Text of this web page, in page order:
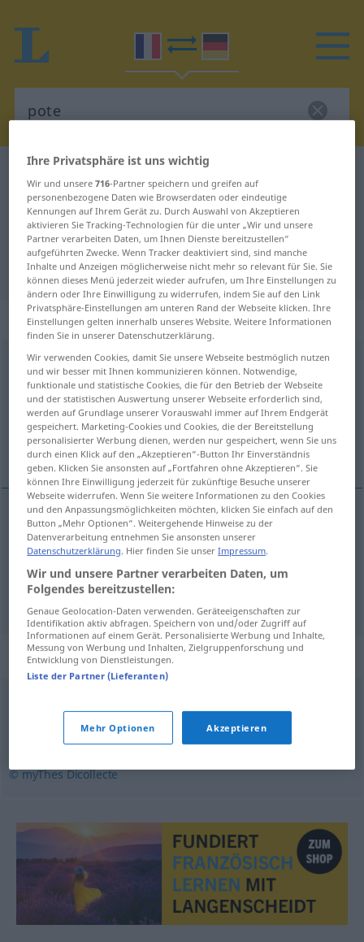
Französisch-Deutsch Wörterbuch
Französisch-Deutsch Übersetzung
für "pote"
"pote" Deutsch Übersetzung
„pote“: masculin
pote [pɔt]m FAM
Übersicht aller Übersetzungen
(Für mehr Details die Übersetzung anklicken/antippen)
Freund, Kumpel
Freundm pote
Kumpelm pote FAM
Synonyme für "pote"
amical,complice,alter ego,compagnon,compère
camarade
© myThes Dicollecte
Ihre Privatsphäre ist uns wichtig
Wir und unsere716-Partner speichern und greifen auf
personenbezogene Daten wie Browserdaten oder eindeutige
Kennungen auf Ihrem Gerät zu. Durch Auswahl von Akzeptieren
aktivieren Sie Tracking-Technologien für die unter „Wir und unsere
Partner verarbeiten Daten, um Ihnen Dienste bereitzustellen“
aufgeführten Zwecke. Wenn Tracker deaktiviert sind, sind manche
Inhalte und Anzeigen möglicherweise nicht mehr so relevant für Sie. Sie
können dieses Menü jederzeit wieder aufrufen, um Ihre Einstellungen zu
ändern oder Ihre Einwilligung zu widerrufen, indem Sie auf den Link
Privatsphäre-Einstellungen am unteren Rand der Webseite klicken. Ihre
Einstellungen gelten innerhalb unseres Website. Weitere Informationen
finden Sie in unserer Datenschutzerklärung.
Wir verwenden Cookies, damit Sie unsere Webseite bestmöglich nutzen
und wir besser mit Ihnen kommunizieren können. Notwendige,
funktionale und statistische Cookies, die für den Betrieb der Webseite
und der statistischen Auswertung unserer Webseite erforderlich sind,
werden auf Grundlage unserer Vorauswahl immer auf Ihrem Endgerät
gespeichert. Marketing-Cookies und Cookies, die der Bereitstellung
personalisierter Werbung dienen, werden nur gespeichert, wenn Sie uns
durch einen Klick auf den „Akzeptieren“-Button Ihr Einverständnis
geben. Klicken Sie ansonsten auf „Fortfahren ohne Akzeptieren“. Sie
können Ihre Einwilligung jederzeit für zukünftige Besuche unserer
Webseite widerrufen. Wenn Sie weitere Informationen zu den Cookies
und den Anpassungsmöglichkeiten möchten, klicken Sie einfach auf den
Button „Mehr Optionen“. Weitergehende Hinweise zu der
Datenverarbeitung entnehmen Sie ansonsten unserer
Datenschutzerklärung. Hier finden Sie unserImpressum.
Wir und unsere Partner verarbeiten Daten, um
Folgendes bereitzustellen:
Genaue Geolocation-Daten verwenden. Geräteeigenschaften zur
Identifikation aktiv abfragen. Speichern von und/oder Zugriff auf
Informationen auf einem Gerät. Personalisierte Werbung und Inhalte,
Messung von Werbung und Inhalten, Zielgruppenforschung und
Entwicklung von Dienstleistungen.
Liste der Partner (Lieferanten)
Mehr Optionen Akzeptieren